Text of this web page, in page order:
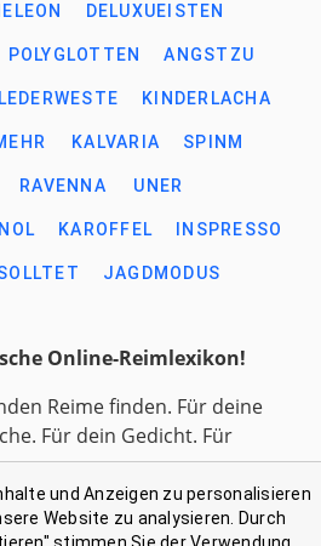
DELUXUEISTEN
POLYGLOTTEN ANGSTZU
LEDERWESTE KINDERLACHA
KALVARIA SPINM
RAVENNA UNER
KAROFFEL INSPRESSO
JAGDMODUS
Online-Reimlexikon!
Reime finden. Für deine
Für dein Gedicht. Für
gesammelter Begriffe
und Anzeigen zu personalisieren
Website zu analysieren. Durch